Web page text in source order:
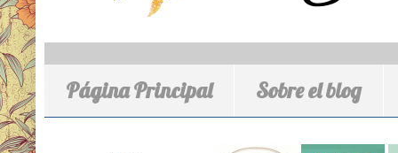
Página Principal Sobre el blog